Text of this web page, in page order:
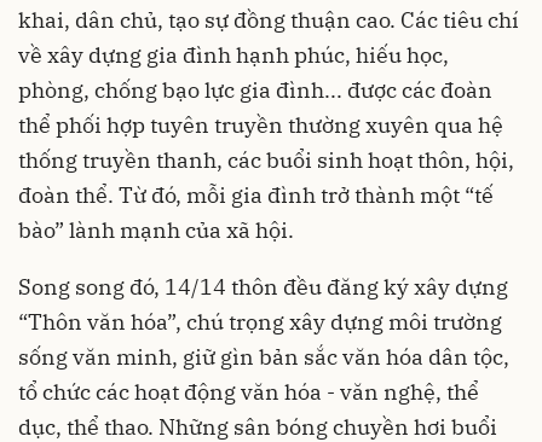
khai, dân chủ, tạo sự đồng thuận cao. Các tiêu chí
về xây dựng gia đình hạnh phúc, hiếu học,
phòng, chống bạo lực gia đình... được các đoàn
thể phối hợp tuyên truyền thường xuyên qua hệ
thống truyền thanh, các buổi sinh hoạt thôn, hội,
đoàn thể. Từ đó, mỗi gia đình trở thành một “tế
bào” lành mạnh của xã hội.
Song song đó, 14/14 thôn đều đăng ký xây dựng
“Thôn văn hóa”, chú trọng xây dựng môi trường
sống văn minh, giữ gìn bản sắc văn hóa dân tộc,
tổ chức các hoạt động văn hóa - văn nghệ, thể
dục, thể thao. Những sân bóng chuyền hơi buổi